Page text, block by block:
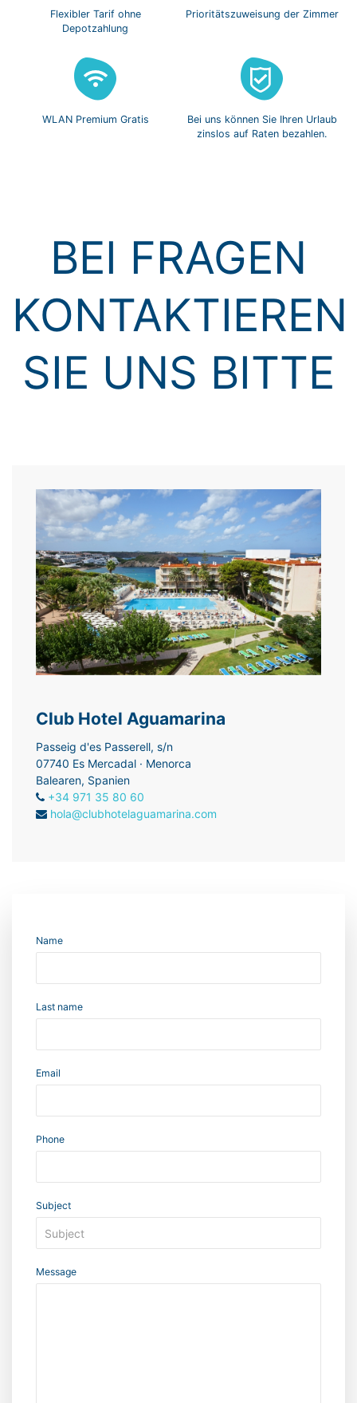
Flexibler Tarif ohne
Depotzahlung
Prioritätszuweisung der Zimmer
WLAN Premium Gratis Bei uns können Sie Ihren Urlaub
zinslos auf Raten bezahlen.
BEI FRAGEN
KONTAKTIEREN
SIE UNS BITTE
Club Hotel Aguamarina
Passeig d'es Passerell, s/n
07740 Es Mercadal · Menorca
Balearen, Spanien
+34 971 35 80 60
hola@clubhotelaguamarina.com
Name
Last name
Email
Phone
Subject
Message